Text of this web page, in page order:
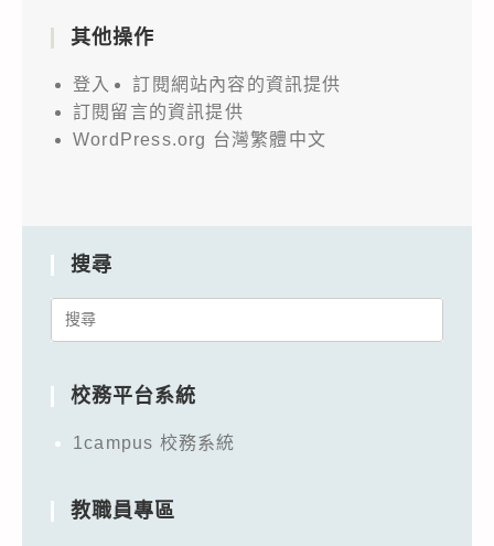
其他操作
登入
訂閱網站內容的資訊提供
訂閱留言的資訊提供
WordPress.org 台灣繁體中文
搜尋
Search
校務平台系統
1campus 校務系統
教職員專區